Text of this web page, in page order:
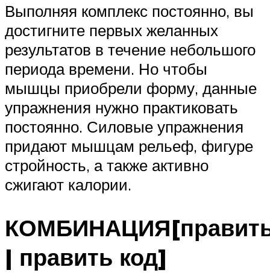
Выполняя комплекс постоянно, вы
достигните первых желанных
результатов в течение небольшого
периода времени. Но чтобы
мышцы приобрели форму, данные
упражнения нужно практиковать
постоянно. Силовые упражнения
придают мышцам рельеф, фигуре
стройность, а также активно
сжигают калории.
| править код]